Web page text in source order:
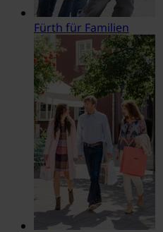
Fürth für Familien